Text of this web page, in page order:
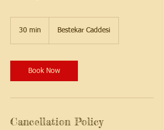
30 min
i
n
Bestekar Caddesi
Book Now
Cancellation Policy